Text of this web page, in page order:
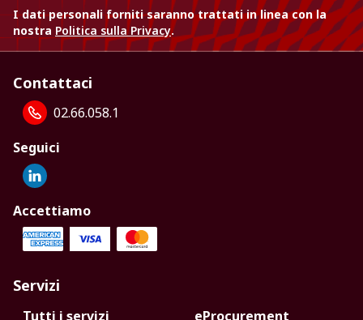
I dati personali forniti saranno trattati in linea con la
nostra Politica sulla Privacy.
Contattaci
02.66.058.1
Seguici
Accettiamo
Servizi
Tutti i servizi
eProcurement